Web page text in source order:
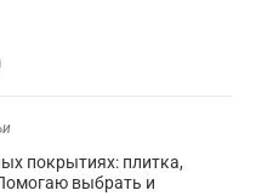
покрытиях: плитка,
выбрать и